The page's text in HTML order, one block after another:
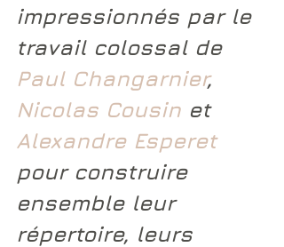
impressionnés par le
travail colossal de
Paul Changarnier,
Nicolas Cousin et
Alexandre Esperet
pour construire
ensemble leur
répertoire, leurs